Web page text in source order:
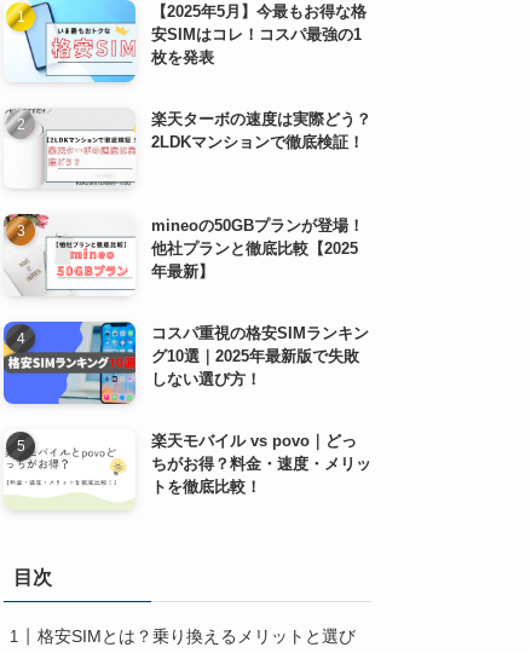
【2025年5月】今最もお得な格
安SIMはコレ！コスパ最強の1
枚を発表
楽天ターボの速度は実際どう？
2LDKマンションで徹底検証！
mineoの50GBプランが登場！
他社プランと徹底比較【2025
年最新】
コスパ重視の格安SIMランキン
グ10選｜2025年最新版で失敗
しない選び方！
楽天モバイル vs povo｜どっ
ちがお得？料金・速度・メリッ
トを徹底比較！
目次
格安SIMとは？乗り換えるメリットと選び